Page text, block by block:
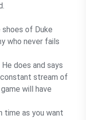
shoes of Duke
who never fails
does and says
constant stream of
will have
time as you want